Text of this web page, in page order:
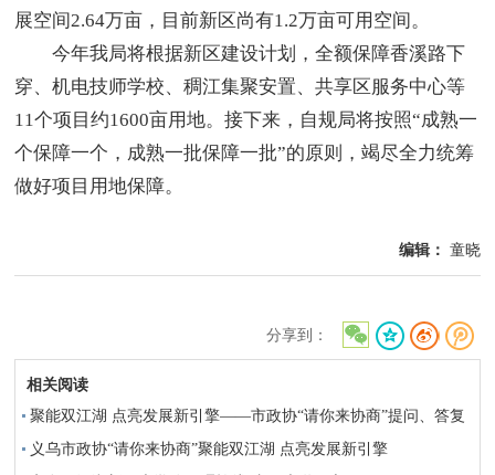
展空间2.64万亩，目前新区尚有1.2万亩可用空间。
今年我局将根据新区建设计划，全额保障香溪路下
穿、机电技师学校、稠江集聚安置、共享区服务中心等
11个项目约1600亩用地。接下来，自规局将按照“成熟一
个保障一个，成熟一批保障一批”的原则，竭尽全力统筹
做好项目用地保障。
编辑： 童晓
分享到：
相关阅读
聚能双江湖 点亮发展新引擎——市政协“请你来协商”提问、答复
摘要
义乌市政协“请你来协商”聚能双江湖 点亮发展新引擎